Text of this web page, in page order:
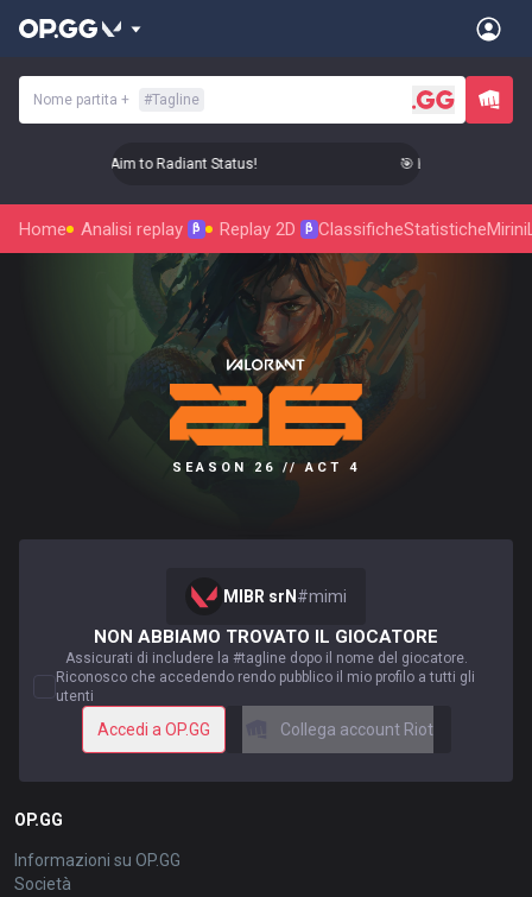
Nome partita + #Tagline
Level Up Your Aim to Radiant Status! 🎯 Level Up Your
Home Analisi replay β Replay 2D β ClassificheStatisticheMirini
SEASON 26 // ACT 4
MIBR srN #mimi
NON ABBIAMO TROVATO IL GIOCATORE
Assicurati di includere la #tagline dopo il nome del giocatore.
Riconosco che accedendo rendo pubblico il mio profilo a tutti gli
utenti
Accedi a OP.GG Collega account Riot
OP.GG
Informazioni su OP.GG
Società